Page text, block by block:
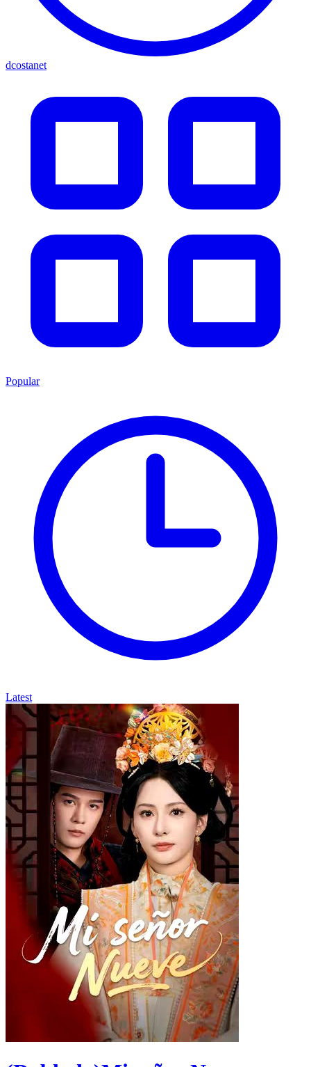
dcostanet
Popular
Latest